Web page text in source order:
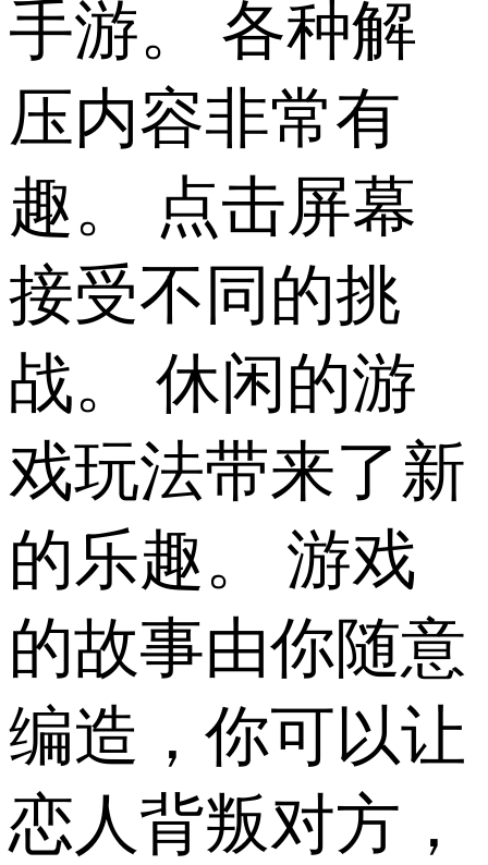
手游。 各种解
压内容非常有
趣。 点击屏幕
接受不同的挑
战。 休闲的游
戏玩法带来了新
的乐趣。 游戏
的故事由你随意
编造，你可以让
恋人背叛对方，